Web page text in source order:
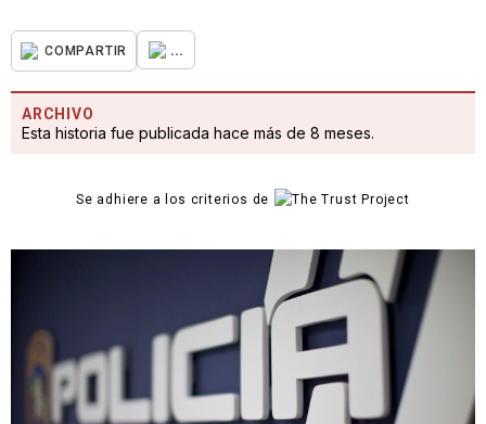
COMPARTIR ...
ARCHIVO
Esta historia fue publicada hace más de 8 meses.
Se adhiere a los criterios de